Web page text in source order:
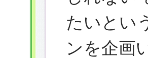
たいとい
ンを企画